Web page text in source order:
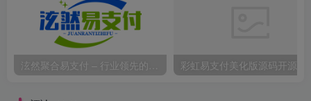
泫然聚合易支付 – 行业领先的免签约支付平台 彩虹易支付美化版源码开源